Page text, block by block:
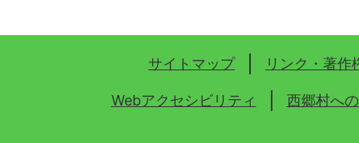
サイトマップ リンク・著作
Webアクセシビリティ 西郷村へ